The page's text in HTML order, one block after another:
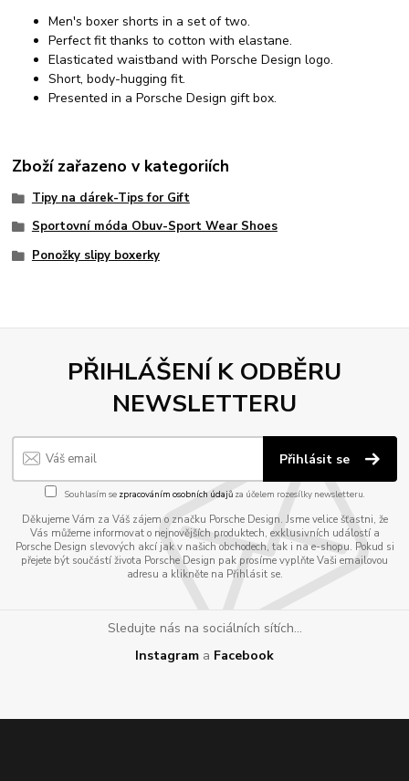
Men's boxer shorts in a set of two.
Perfect fit thanks to cotton with elastane.
Elasticated waistband with Porsche Design logo.
Short, body-hugging fit.
Presented in a Porsche Design gift box.
Zboží zařazeno v kategoriích
Tipy na dárek-Tips for Gift
Sportovní móda Obuv-Sport Wear Shoes
Ponožky slipy boxerky
PŘIHLÁŠENÍ K ODBĚRU
NEWSLETTERU
Přihlásit se
Souhlasím se zpracováním osobních údajůza účelem rozesílky newsletteru.
Děkujeme Vám za Váš zájem o značku Porsche Design. Jsme velice šťastni, že
Vás můžeme informovat o nejnovějších produktech, exklusivních událostí a
Porsche Design slevových akcí jak v našich obchodech, tak i na e-shopu. Pokud si
přejete být součástí života Porsche Design pak prosíme vyplňte Vaši emailovou
adresu a klikněte na Přihlásit se.
Sledujte nás na sociálních sítích...
Instagram a Facebook